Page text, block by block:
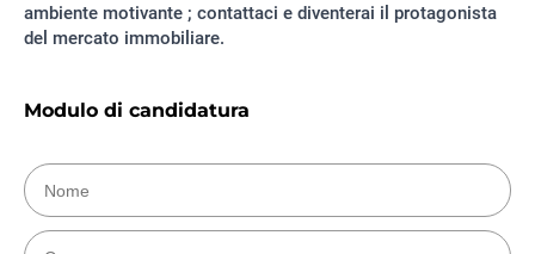
ambiente motivante ; contattaci e diventerai il protagonista
del mercato immobiliare.
Modulo di candidatura